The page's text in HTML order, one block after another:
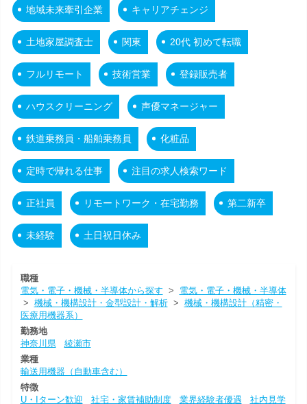
地域未来牽引企業 キャリアチェンジ
土地家屋調査士 関東 20代 初めて転職
フルリモート 技術営業 登録販売者
ハウスクリーニング 声優マネージャー
鉄道乗務員・船舶乗務員 化粧品
定時で帰れる仕事 注目の求人検索ワード
正社員 リモートワーク・在宅勤務 第二新卒
未経験 土日祝日休み
職種
電気・電子・機械・半導体から探す > 電気・電子・機械・半導体
> 機械・機構設計・金型設計・解析> 機械・機構設計（精密・
医療用機器系）
勤務地
神奈川県
綾瀬市
業種
輸送用機器（自動車含む）
特徴
U・Iターン歓迎
社宅・家賃補助制度 業界経験者優遇 社内見学